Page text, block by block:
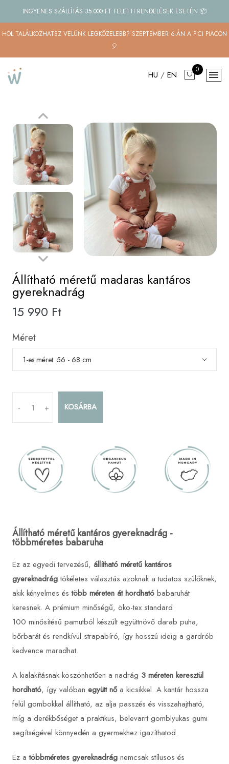
INGYENES SZÁLLÍTÁS 35.000 FT FELETTI RENDELÉSEK ESETÉN 📦
HOL TALÁLKOZHATSZ VELÜNK LEGKÖZELEBB? SZEPTEMBER 6-ÁN A PICI PIACON
🎈
HU / EN 0
Állítható méretű madaras kantáros
gyereknadrág
15 990 Ft
Méret
- + KOSÁRBA
Állítható méretű kantáros gyereknadrág -
többméretes babaruha
Ez az egyedi tervezésű, állítható méretű kantáros
gyereknadrágtökéletes választás azoknak a tudatos szülőknek,
akik kényelmes éstöbb méreten át hordható babaruhát
keresnek. A prémium minőségű, öko-tex standard
100 minősítésű pamutból készült együttnövő darab puha,
bőrbarát és rendkívül strapabíró, így hosszú ideig a gardrób
kedvence maradhat.
A kialakításnak köszönhetően a nadrág 3 méreten keresztül
hordható, így valóban együtt nőa kicsikkel. A kantár hossza
felül gombokkal állítható, az alja passzés és visszahajtható,
míg a derékbőséget a praktikus, belevarrt gomblyukas gumi
segítségével könnyedén a gyermekhez igazíthatod.
Ez atöbbméretes gyereknadrág nemcsak stílusos és